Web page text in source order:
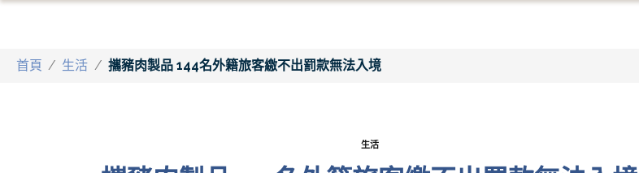
首頁 / 生活 / 攜豬肉製品 144名外籍旅客繳不出罰款無法入境
生活